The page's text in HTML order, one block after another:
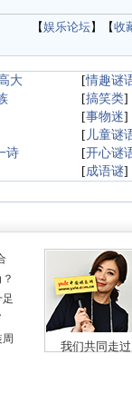
【娱乐论坛】【收
大 [情趣谜
[搞笑类]
[事物迷]
[ 儿童谜
诗 [开心谜
[成语谜]